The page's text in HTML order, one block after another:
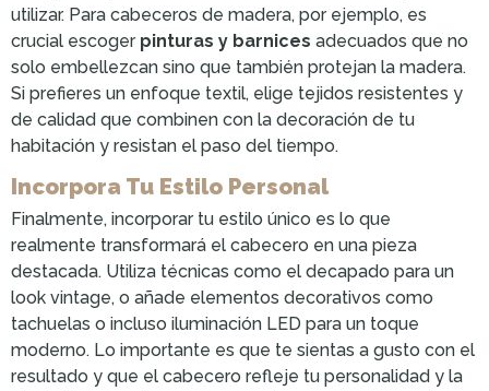
utilizar. Para cabeceros de madera, por ejemplo, es
crucial escoger pinturas y barnices adecuados que no
solo embellezcan sino que también protejan la madera.
Si prefieres un enfoque textil, elige tejidos resistentes y
de calidad que combinen con la decoración de tu
habitación y resistan el paso del tiempo.
Incorpora Tu Estilo Personal
Finalmente, incorporar tu estilo único es lo que
realmente transformará el cabecero en una pieza
destacada. Utiliza técnicas como el decapado para un
look vintage, o añade elementos decorativos como
tachuelas o incluso iluminación LED para un toque
moderno. Lo importante es que te sientas a gusto con el
resultado y que el cabecero refleje tu personalidad y la